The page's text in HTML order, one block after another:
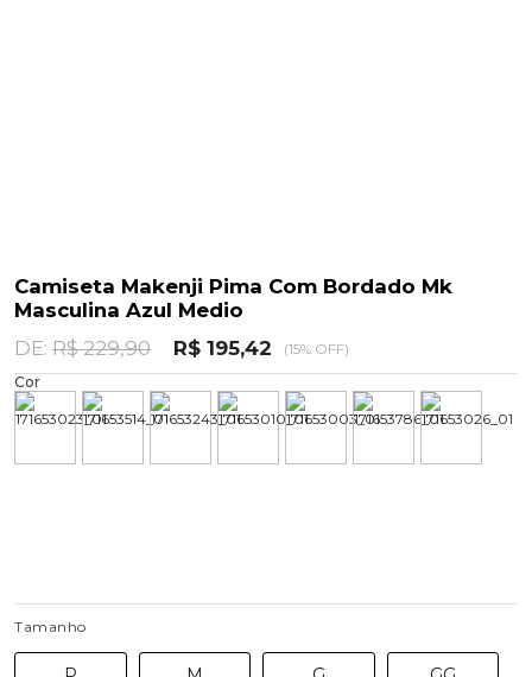
Camiseta Makenji Pima Com Bordado Mk
Masculina Azul Medio
DE: R$ 229,90 R$ 195,42
(15% OFF)
Cor
Tamanho